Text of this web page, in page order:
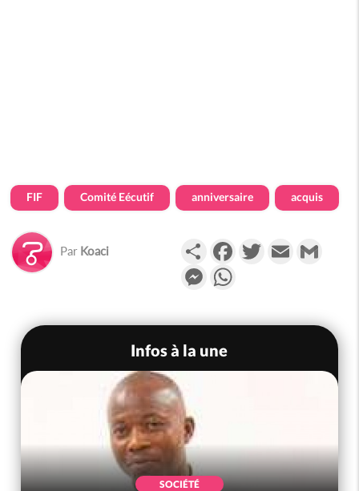
FIF Comité Eécutif anniversaire acquis
Par Koaci PartagerFacebookTwitterEmail
Messenger
Infos à la une
SOCIÉTÉ